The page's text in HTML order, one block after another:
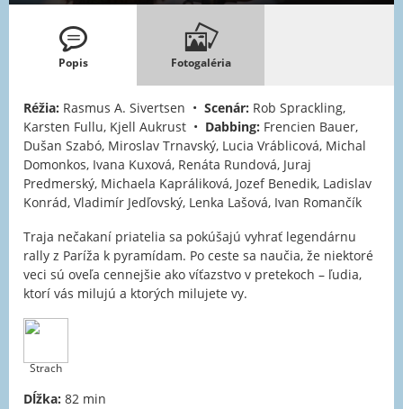
Popis Fotogaléria
Réžia: Rasmus A. Sivertsen • Scenár: Rob Sprackling,
Karsten Fullu, Kjell Aukrust • Dabbing: Frencien Bauer,
Dušan Szabó, Miroslav Trnavský, Lucia Vráblicová, Michal
Domonkos, Ivana Kuxová, Renáta Rundová, Juraj
Predmerský, Michaela Kapráliková, Jozef Benedik, Ladislav
Konrád, Vladimír Jedľovský, Lenka Lašová, Ivan Romančík
Traja nečakaní priatelia sa pokúšajú vyhrať legendárnu
rally z Paríža k pyramídam. Po ceste sa naučia, že niektoré
veci sú oveľa cennejšie ako víťazstvo v pretekoch – ľudia,
ktorí vás milujú a ktorých milujete vy.
Strach
Dĺžka: 82 min